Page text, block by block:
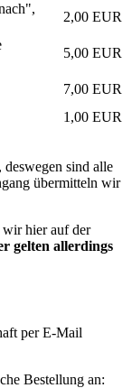
2,00 EUR
5,00 EUR
7,00 EUR
1,00 EUR
sind alle
übermitteln wir
wir hier auf der
gelten allerdings
per E-Mail
Bestellung an: